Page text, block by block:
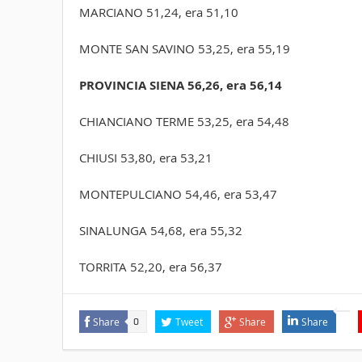
MARCIANO 51,24, era 51,10
MONTE SAN SAVINO 53,25, era 55,19
PROVINCIA SIENA 56,26, era 56,14
CHIANCIANO TERME 53,25, era 54,48
CHIUSI 53,80, era 53,21
MONTEPULCIANO 54,46, era 53,47
SINALUNGA 54,68, era 55,32
TORRITA 52,20, era 56,37
Share 0 Tweet Share Share